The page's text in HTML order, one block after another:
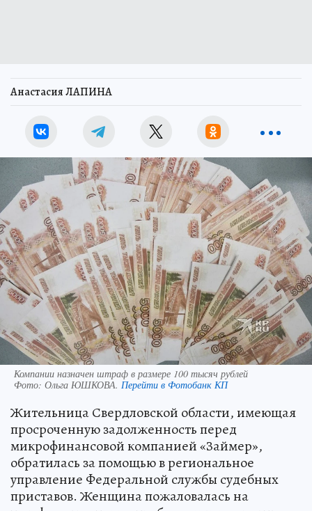
Анастасия ЛАПИНА
Компании назначен штраф в размере 100 тысяч рублей
Фото: Ольга ЮШКОВА. Перейти в Фотобанк КП
Жительница Свердловской области, имеющая
просроченную задолженность перед
микрофинансовой компанией «Займер»,
обратилась за помощью в региональное
управление Федеральной службы судебных
приставов. Женщина пожаловалась на